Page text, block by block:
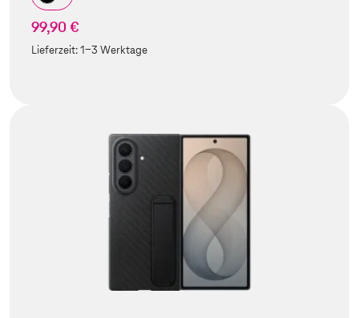
99,90 €
Lieferzeit:1-3 Werktage